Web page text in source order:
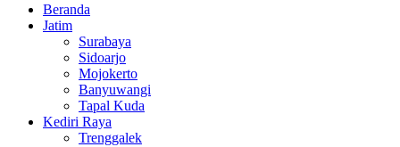
Beranda
Jatim
Surabaya
Sidoarjo
Mojokerto
Banyuwangi
Tapal Kuda
Kediri Raya
Trenggalek